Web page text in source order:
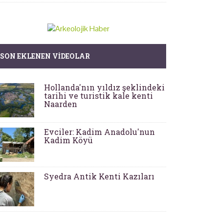
SON EKLENEN VIDEOLAR
Hollanda'nın yıldız şeklindeki
tarihi ve turistik kale kenti
Naarden
Evciler: Kadim Anadolu'nun
Kadim Köyü
Syedra Antik Kenti Kazıları